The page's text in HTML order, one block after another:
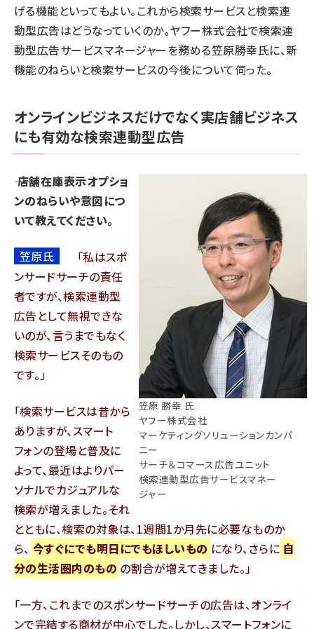
げる機能といってもよい。これから検索サービスと検索連
動型広告はどうなっていくのか。ヤフー株式会社で検索連
動型広告サービスマネージャーを務める笠原勝幸氏に、新
機能のねらいと検索サービスの今後について伺った。
オンラインビジネスだけでなく実店舗ビジネス
にも有効な検索連動型広告
笠原 勝幸 氏
ヤフー株式会社
マーケティングソリューションカンパ
ニー
サーチ＆コマース広告ユニット
検索連動型広告サービスマネー
ジャー
―― 店舗在庫表示オプショ
ンのねらいや意図につ
いて教えてください。
笠原氏
私はスポ
ンサードサーチの責任
者ですが、検索連動型
広告として無視できな
いのが、言うまでもなく
検索サービスそのもの
です。
検索サービスは昔から
ありますが、スマート
フォンの登場と普及に
よって、最近はよりパー
ソナルでカジュアルな
検索が増えました。それ
とともに、検索の対象は、1週間1か月先に必要なものか
ら、 今すぐにでも明日にでもほしいもの になり、さらに 自
分の生活圏内のもの の割合が増えてきました。
一方、これまでのスポンサードサーチの広告は、オンライ
ンで完結する商材が中心でした。しかし、スマートフォンに